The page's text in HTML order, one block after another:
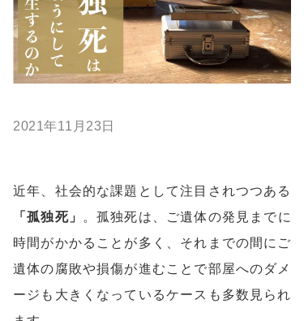
2021年11月23日
近年、社会的な課題として注目されつつある
「孤独死」
。孤独死は、ご遺体の発見までに
時間がかかることが多く、それまでの間にご
遺体の腐敗や損傷が進むことで部屋へのダメ
ージも大きくなっているケースも多数見られ